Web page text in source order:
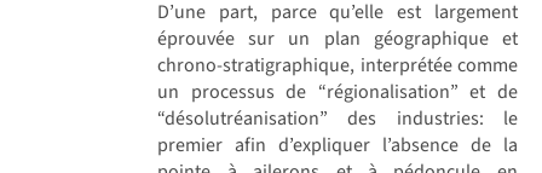
D’une part, parce qu’elle est largement
éprouvée sur un plan géographique et
chrono-stratigraphique, interprétée comme
un processus de “régionalisation” et de
“désolutréanisation” des industries: le
premier afin d’expliquer l’absence de la